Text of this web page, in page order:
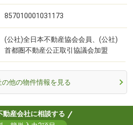
857010001031173
(公社)全日本不動産協会会員、(公社)
首都圏不動産公正取引協議会加盟
の他の物件情報を見る
動産会社に相談する